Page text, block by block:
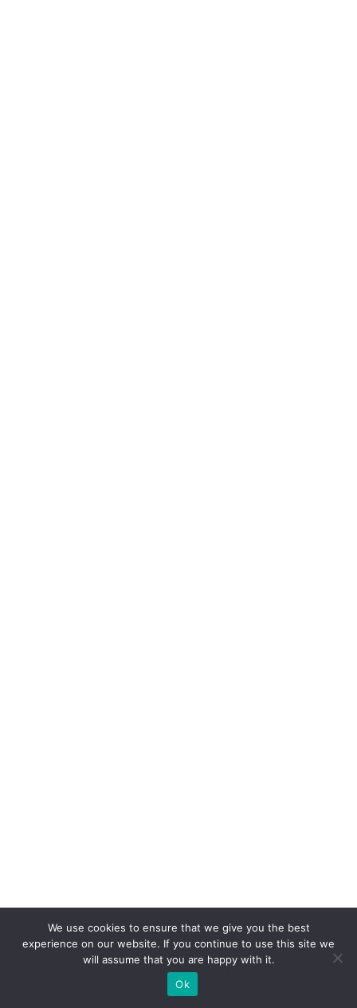
We use cookies to ensure that we give you the best
experience on our website. If you continue to use this site we
will assume that you are happy with it.
Ok